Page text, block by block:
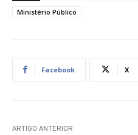
Ministério Público
Facebook X
ARTIGO ANTERIOR